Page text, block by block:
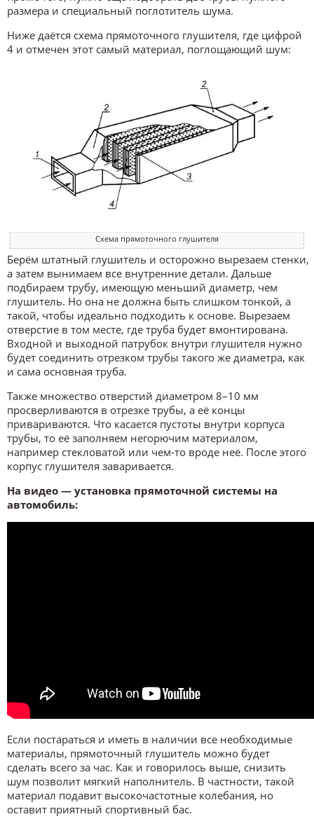
размера и специальный поглотитель шума.
Ниже даётся схема прямоточного глушителя, где цифрой
4 и отмечен этот самый материал, поглощающий шум:
Схема прямоточного глушителя
Берём штатный глушитель и осторожно вырезаем стенки,
а затем вынимаем все внутренние детали. Дальше
подбираем трубу, имеющую меньший диаметр, чем
глушитель. Но она не должна быть слишком тонкой, а
такой, чтобы идеально подходить к основе. Вырезаем
отверстие в том месте, где труба будет вмонтирована.
Входной и выходной патрубок внутри глушителя нужно
будет соединить отрезком трубы такого же диаметра, как
и сама основная труба.
Также множество отверстий диаметром 8–10 мм
просверливаются в отрезке трубы, а её концы
привариваются. Что касается пустоты внутри корпуса
трубы, то её заполняем негорючим материалом,
например стекловатой или чем-то вроде неё. После этого
корпус глушителя заваривается.
На видео — установка прямоточной системы на
автомобиль:
Если постараться и иметь в наличии все необходимые
материалы, прямоточный глушитель можно будет
сделать всего за час. Как и говорилось выше, снизить
шум позволит мягкий наполнитель. В частности, такой
материал подавит высокочастотные колебания, но
оставит приятный спортивный бас.